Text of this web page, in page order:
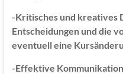
-Kritisches und kreatives
Entscheidungen und die
eventuell eine
-Effektive